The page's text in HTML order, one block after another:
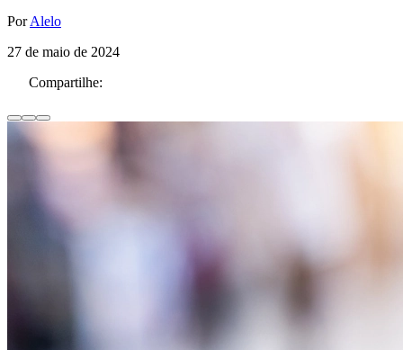
PorAlelo
27 de maio de 2024
Compartilhe: